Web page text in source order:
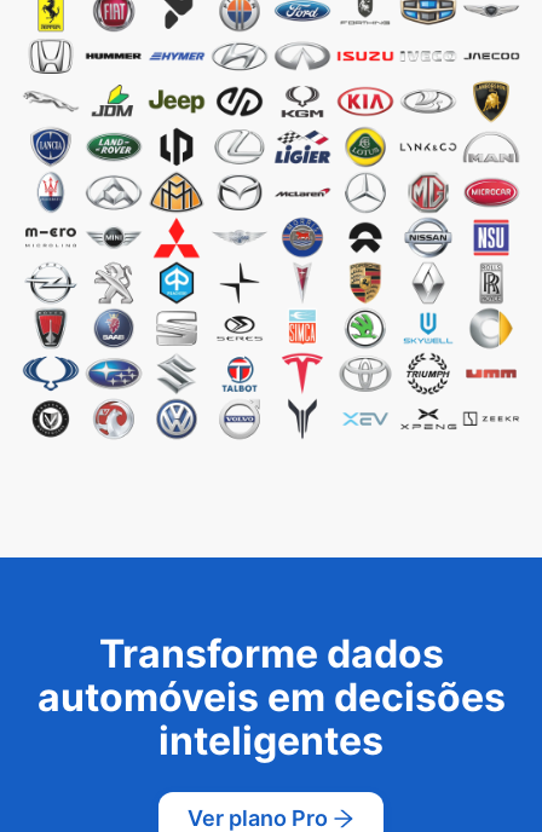
Transforme dados
automóveis em decisões
inteligentes
Ver plano Pro